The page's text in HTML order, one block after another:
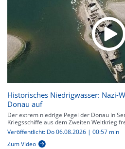
Historisches Niedrigwasser: Nazi-
Donau auf
Der extrem niedrige Pegel der Donau in
Kriegsschiffe aus dem Zweiten Weltkrieg
Veröffentlicht: Do 06.08.2026 | 00:57 min
Zum Video